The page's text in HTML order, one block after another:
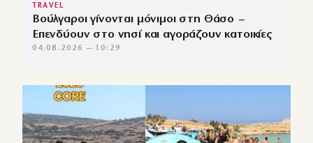
TRAVEL
Βούλγαροι γίνονται μόνιμοι στη Θάσο –
Επενδύουν στο νησί και αγοράζουν κατοικίες
04.08.2026 — 10:29